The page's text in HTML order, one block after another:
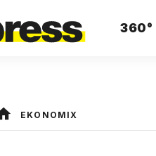
360°
EKONOMIX